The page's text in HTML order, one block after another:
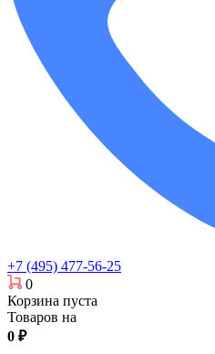
+7 (495) 477-56-25
0
Корзина пуста
Товаров на
0 ₽